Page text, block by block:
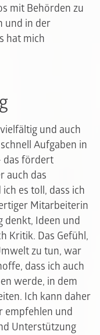
mit Behörden zu
und in der
hat mich
und auch
Aufgaben in
das fördert
auch das
es toll, dass ich
Mitarbeiterin
denkt, Ideen und
Kritik. Das Gefühl,
zu tun, war
dass ich auch
werde, in dem
Ich kann daher
empfehlen und
Unterstützung